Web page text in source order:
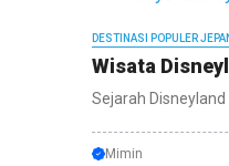
DESTINASI POPULER
Wisata
Sejarah
Mimin